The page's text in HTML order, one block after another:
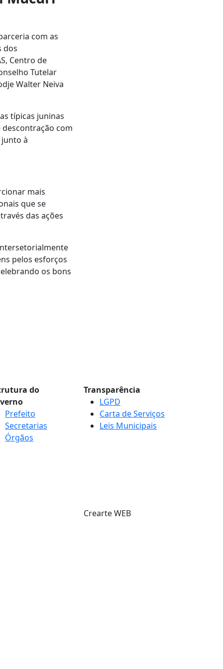
com as
dos
Centro de
Tutelar
Walter Neiva
típicas juninas
com
à
mais
que se
das ações
pelos esforços
os bons
do
Prefeito
Secretarias
Órgãos
Transparência
LGPD
Carta de Serviços
Leis Municipais
Crearte WEB